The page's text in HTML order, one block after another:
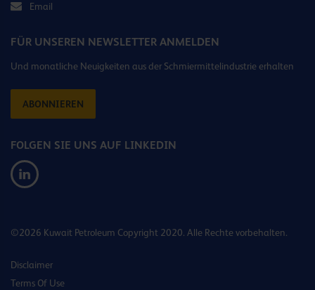
Email
FÜR UNSEREN NEWSLETTER ANMELDEN
Und monatliche Neuigkeiten aus der Schmiermittelindustrie erhalten
ABONNIEREN
FOLGEN SIE UNS AUF LINKEDIN
©2026 Kuwait Petroleum Copyright 2020. Alle Rechte vorbehalten.
Disclaimer
Terms Of Use